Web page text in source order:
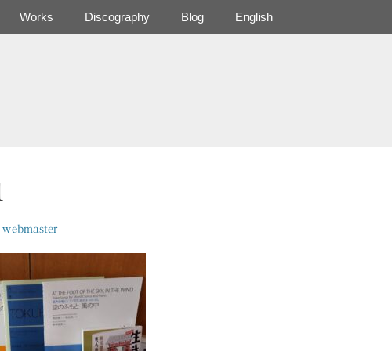
Works Discography Blog English
ｗebmaster